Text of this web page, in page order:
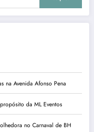
na Avenida Afonso Pena
da ML Eventos
no Carnaval de BH